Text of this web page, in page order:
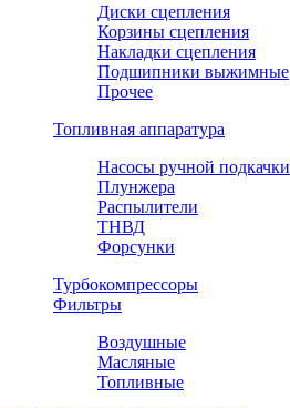
Диски сцепления
Корзины сцепления
Накладки сцепления
Подшипники выжимные
Прочее
Топливная аппаратура
Насосы ручной подкачки
Плунжера
Распылители
ТНВД
Форсунки
Турбокомпрессоры
Фильтры
Воздушные
Масляные
Топливные